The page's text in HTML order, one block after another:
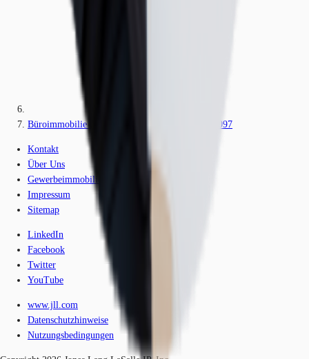
Büroimmobilie - Mannheim, Käfertal-Mitte - F3097
Kontakt
Über Uns
Gewerbeimmobilien-Lexikon
Impressum
Sitemap
LinkedIn
Facebook
Twitter
YouTube
www.jll.com
Datenschutzhinweise
Nutzungsbedingungen